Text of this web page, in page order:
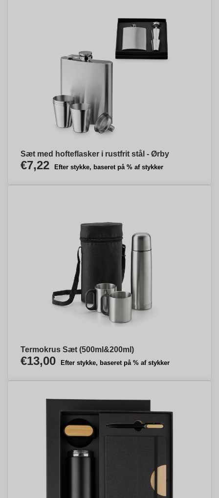
Sæt med hofteflasker i rustfrit stål - Ørby
€7,22 Efter stykke, baseret på % af stykker
Termokrus Sæt (500ml&200ml)
€13,00 Efter stykke, baseret på % af stykker